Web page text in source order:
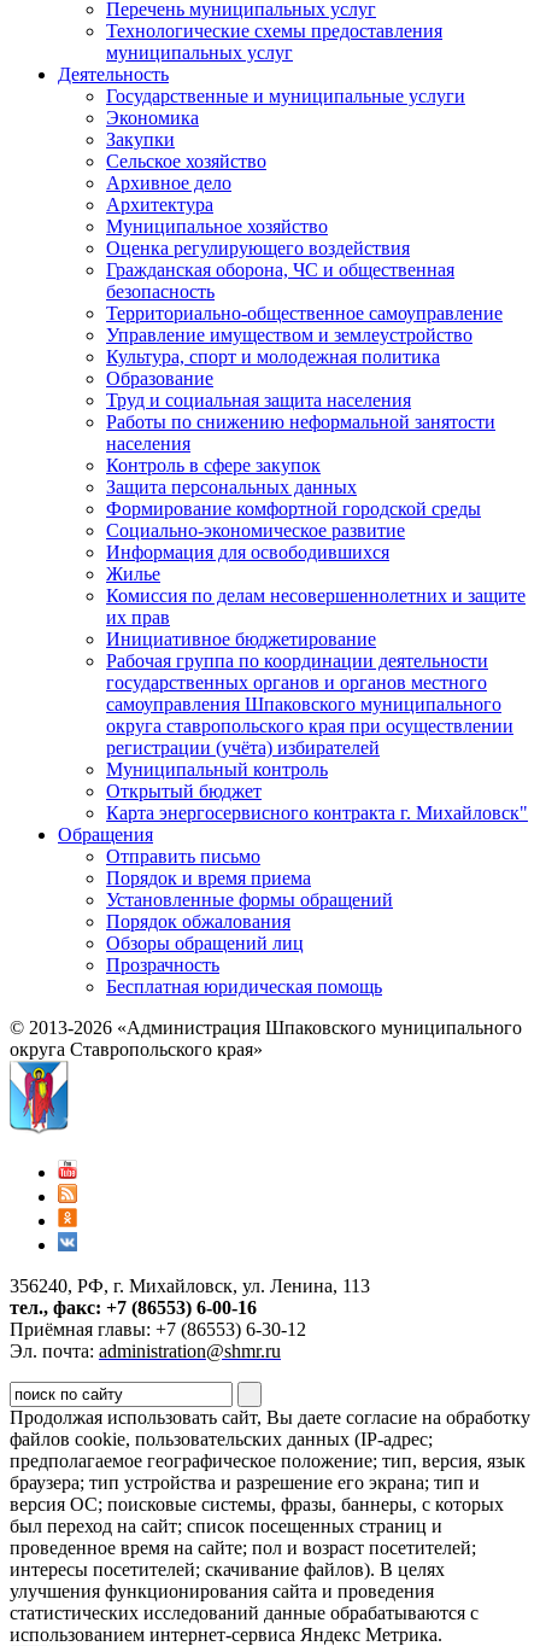
Перечень муниципальных услуг
Технологические схемы предоставления
муниципальных услуг
Деятельность
Государственные и муниципальные услуги
Экономика
Закупки
Сельское хозяйство
Архивное дело
Архитектура
Муниципальное хозяйство
Оценка регулирующего воздействия
Гражданская оборона, ЧС и общественная
безопасность
Территориально-общественное самоуправление
Управление имуществом и землеустройство
Культура, спорт и молодежная политика
Образование
Труд и социальная защита населения
Работы по снижению неформальной занятости
населения
Контроль в сфере закупок
Защита персональных данных
Формирование комфортной городской среды
Социально-экономическое развитие
Информация для освободившихся
Жилье
Комиссия по делам несовершеннолетних и защите
их прав
Инициативное бюджетирование
Рабочая группа по координации деятельности
государственных органов и органов местного
самоуправления Шпаковского муниципального
округа ставропольского края при осуществлении
регистрации (учёта) избирателей
Муниципальный контроль
Открытый бюджет
Карта энергосервисного контракта г. Михайловск"
Обращения
Отправить письмо
Порядок и время приема
Установленные формы обращений
Порядок обжалования
Обзоры обращений лиц
Прозрачность
Бесплатная юридическая помощь
© 2013-2026 «Администрация Шпаковского муниципального
округа Ставропольского края»
356240, РФ, г. Михайловск, ул. Ленина, 113
тел., факс: +7 (86553) 6-00-16
Приёмная главы: +7 (86553) 6-30-12
Эл. почта: administration@shmr.ru
Продолжая использовать сайт, Вы даете согласие на обработку
файлов cookie, пользовательских данных (IP-адрес;
предполагаемое географическое положение; тип, версия, язык
браузера; тип устройства и разрешение его экрана; тип и
версия ОС; поисковые системы, фразы, баннеры, с которых
был переход на сайт; список посещенных страниц и
проведенное время на сайте; пол и возраст посетителей;
интересы посетителей; скачивание файлов). В целях
улучшения функционирования сайта и проведения
статистических исследований данные обрабатываются с
использованием интернет-сервиса Яндекс Метрика.